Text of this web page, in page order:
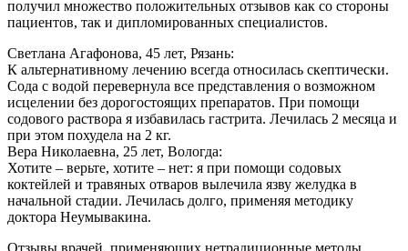
получил множество положительных отзывов как со стороны
пациентов, так и дипломированных специалистов.
Светлана Агафонова, 45 лет, Рязань:
К альтернативному лечению всегда относилась скептически.
Сода с водой перевернула все представления о возможном
исцелении без дорогостоящих препаратов. При помощи
содового раствора я избавилась гастрита. Лечилась 2 месяца и
при этом похудела на 2 кг.
Вера Николаевна, 25 лет, Вологда:
Хотите – верьте, хотите – нет: я при помощи содовых
коктейлей и травяных отваров вылечила язву желудка в
начальной стадии. Лечилась долго, применяя методику
доктора Неумывакина.